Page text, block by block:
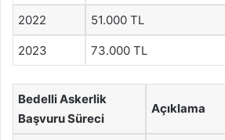
2022 51.000 TL
2023 73.000 TL
Bedelli Askerlik
Başvuru Süreci
Açıklama